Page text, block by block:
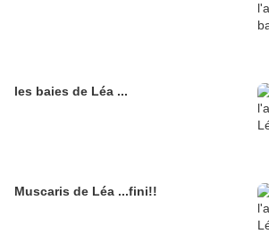
les baies de Léa ...
Muscaris de Léa ...fini!!